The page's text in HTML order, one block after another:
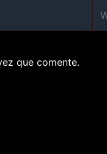
que comente.